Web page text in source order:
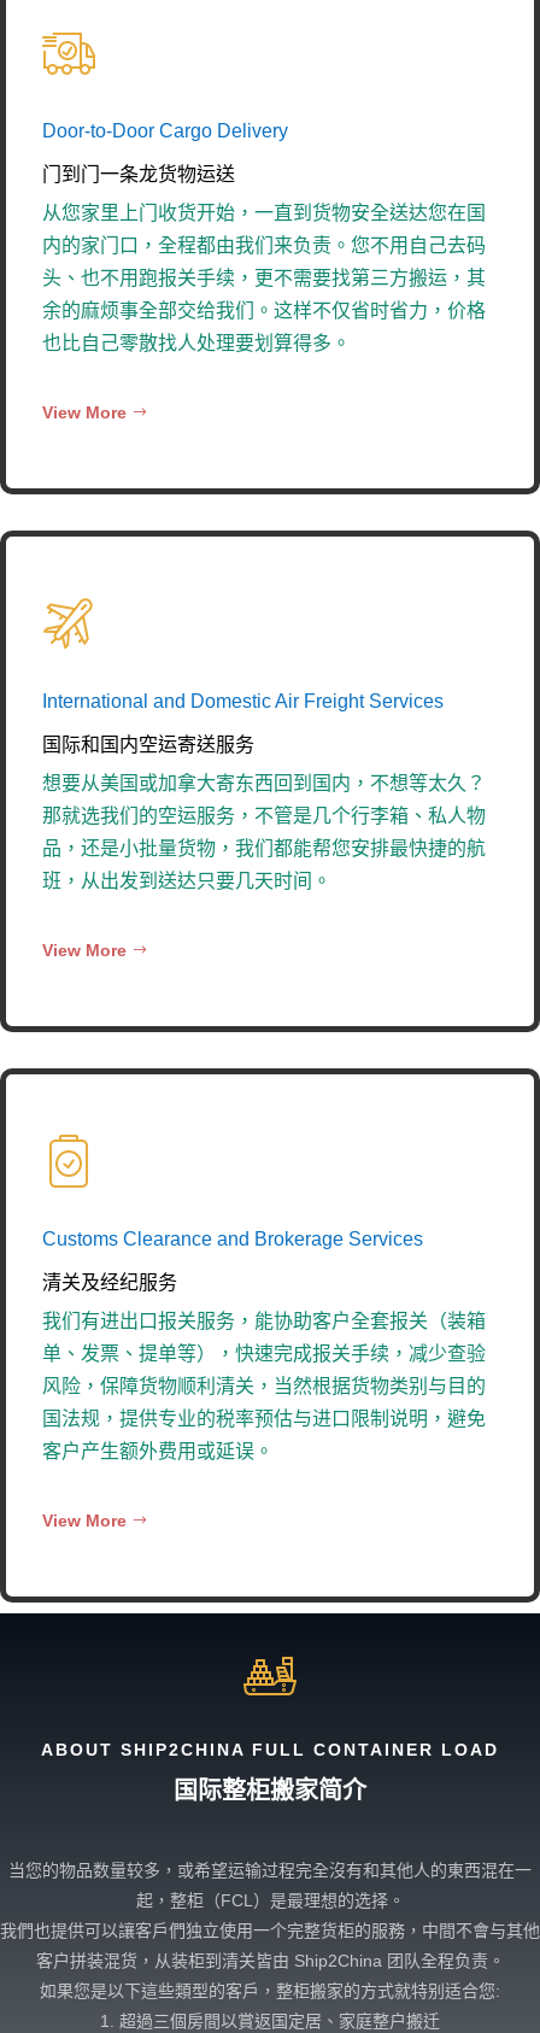
Door-to-Door Cargo Delivery
门到门一条龙货物运送
从您家里上门收货开始，一直到货物安全送达您在国
内的家门口，全程都由我们来负责。您不用自己去码
头、也不用跑报关手续，更不需要找第三方搬运，其
余的麻烦事全部交给我们。这样不仅省时省力，价格
也比自己零散找人处理要划算得多。
View More
International and Domestic Air Freight Services
国际和国内空运寄送服务
想要从美国或加拿大寄东西回到国内，不想等太久？
那就选我们的空运服务，不管是几个行李箱、私人物
品，还是小批量货物，我们都能帮您安排最快捷的航
班，从出发到送达只要几天时间。
View More
Customs Clearance and Brokerage Services
清关及经纪服务
我们有进出口报关服务，能协助客户全套报关（装箱
单、发票、提单等），快速完成报关手续，减少查验
风险，保障货物顺利清关，当然根据货物类别与目的
国法规，提供专业的税率预估与进口限制说明，避免
客户产生额外费用或延误。
View More
ABOUT SHIP2CHINA FULL CONTAINER LOAD
国际整柜搬家简介
当您的物品数量较多，或希望运输过程完全沒有和其他人的東西混在一
起，整柜（FCL）是最理想的选择。
我們也提供可以讓客戶們独立使用一个完整货柜的服務，中間不會与其他
客户拼装混货，从装柜到清关皆由 Ship2China 团队全程负责。
如果您是以下這些類型的客戶，整柜搬家的方式就特别适合您:
1. 超過三個房間以賞返国定居、家庭整户搬迁